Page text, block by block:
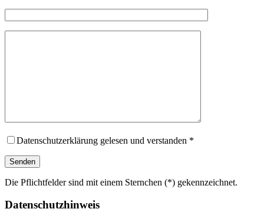
Datenschutzerklärung gelesen und verstanden *
Die Pflichtfelder sind mit einem Sternchen (*) gekennzeichnet.
Datenschutzhinweis